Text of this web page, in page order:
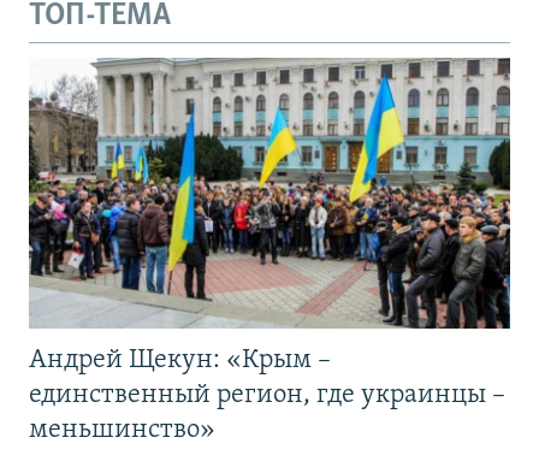
ТОП-ТЕМА
Андрей Щекун: «Крым –
единственный регион, где украинцы –
меньшинство»